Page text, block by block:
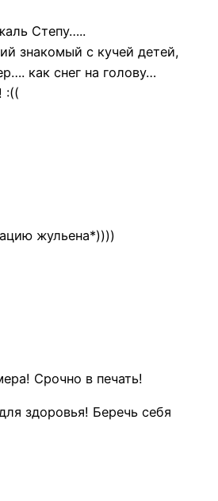
Степу…..
знакомый с кучей детей,
как снег на голову…
:((
жульена*))))
Срочно в печать!
здоровья! Беречь себя